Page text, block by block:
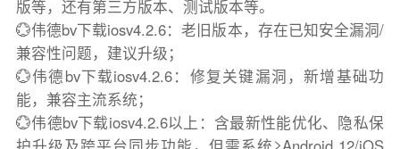
版等，还有第三方版本、测试版本等。
💮伟德bv下载iosv4.2.6：老旧版本，存在已知安全漏洞/
兼容性问题，建议升级；
💮伟德bv下载iosv4.2.6：修复关键漏洞，新增基础功
能，兼容主流系统；
💮伟德bv下载iosv4.2.6以上：含最新性能优化、隐私保